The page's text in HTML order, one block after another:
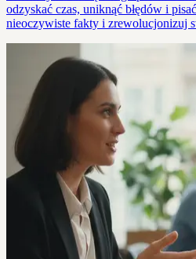
odzyskać czas, uniknąć błędów i
nieoczywiste fakty i zrewolucjonizuj